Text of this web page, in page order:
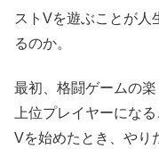
ストVを遊ぶことが人
るのか。
最初、格闘ゲームの
上位プレイヤーにな
Vを始めたとき、やり